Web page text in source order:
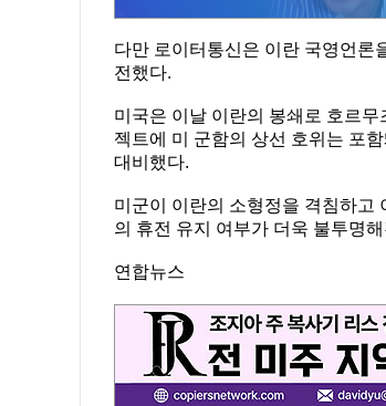
다만 로이터통신은 이란 국영언론
전했다.
미국은 이날 이란의 봉쇄로 호르
젝트에 미 군함의 상선 호위는 포
대비했다.
미군이 이란의 소형정을 격침하고
의 휴전 유지 여부가 더욱 불투명
연합뉴스